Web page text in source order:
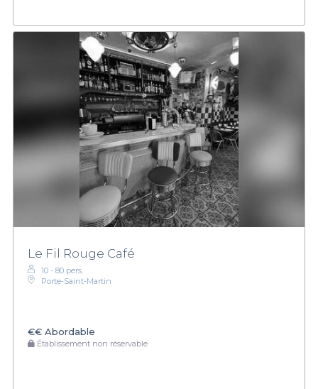
Le Fil Rouge Café
10 - 80 pers.
Porte‑Saint‑Martin
€€ Abordable
Établissement non réservable